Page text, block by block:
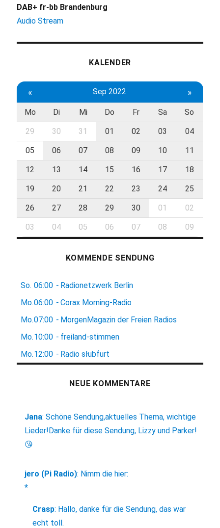
DAB+ fr-bb Brandenburg
Audio Stream
KALENDER
« Sep 2022 »
Mo Di Mi Do Fr Sa So
29 30 31 01 02 03 04
05 06 07 08 09 10 11
12 13 14 15 16 17 18
19 20 21 22 23 24 25
26 27 28 29 30 01 02
03 04 05 06 07 08 09
KOMMENDE SENDUNG
So. 06:00 - Radionetzwerk Berlin
Mo.06:00 - Corax Morning-Radio
Mo.07:00 - MorgenMagazin der Freien Radios
Mo.10:00 - freiland-stimmen
Mo.12:00 - Radio słubfurt
NEUE KOMMENTARE
Jana:Schöne Sendung,aktuelles Thema, wichtige
Lieder!Danke für diese Sendung, Lizzy und Parker!
😘
jero (Pi Radio): Nimm die hier:
*
Crasp: Hallo, danke für die Sendung, das war
echt toll.